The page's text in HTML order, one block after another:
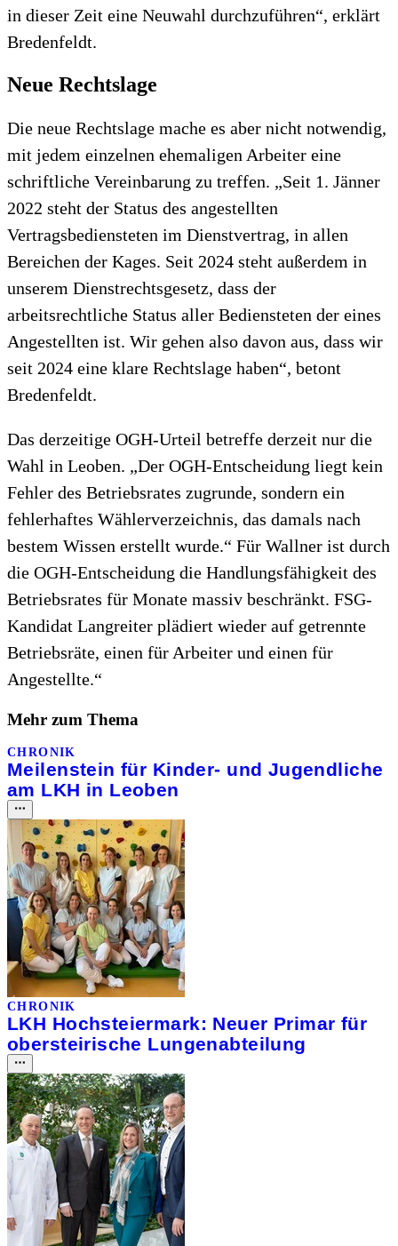
in dieser Zeit eine Neuwahl durchzuführen“, erklärt
Bredenfeldt.
Neue Rechtslage
Die neue Rechtslage mache es aber nicht notwendig,
mit jedem einzelnen ehemaligen Arbeiter eine
schriftliche Vereinbarung zu treffen. „Seit 1. Jänner
2022 steht der Status des angestellten
Vertragsbediensteten im Dienstvertrag, in allen
Bereichen der Kages. Seit 2024 steht außerdem in
unserem Dienstrechtsgesetz, dass der
arbeitsrechtliche Status aller Bediensteten der eines
Angestellten ist. Wir gehen also davon aus, dass wir
seit 2024 eine klare Rechtslage haben“, betont
Bredenfeldt.
Das derzeitige OGH-Urteil betreffe derzeit nur die
Wahl in Leoben. „Der OGH-Entscheidung liegt kein
Fehler des Betriebsrates zugrunde, sondern ein
fehlerhaftes Wählerverzeichnis, das damals nach
bestem Wissen erstellt wurde.“ Für Wallner ist durch
die OGH-Entscheidung die Handlungsfähigkeit des
Betriebsrates für Monate massiv beschränkt. FSG-
Kandidat Langreiter plädiert wieder auf getrennte
Betriebsräte, einen für Arbeiter und einen für
Angestellte.“
Mehr zum Thema
CHRONIK
Meilenstein für Kinder- und Jugendliche
am LKH in Leoben
CHRONIK
LKH Hochsteiermark: Neuer Primar für
obersteirische Lungenabteilung